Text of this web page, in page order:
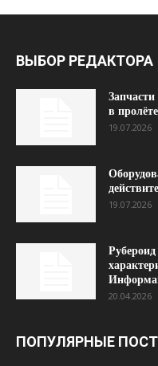
ВЫБОР РЕДАКТОРА
Запчасти
в
19.07.2026
19.07.2026
20.04.2026
ПОПУЛЯРНЫЕ